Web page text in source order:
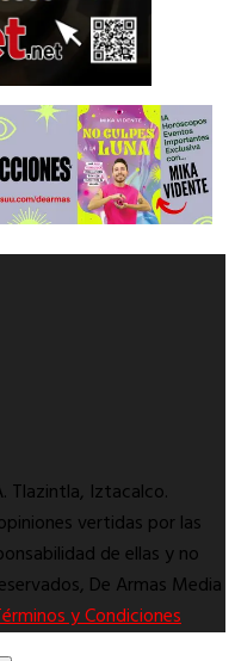
Tlazintla, Iztacalco.
vertidas por las
de ellas y no
De Armas Media
y Condiciones